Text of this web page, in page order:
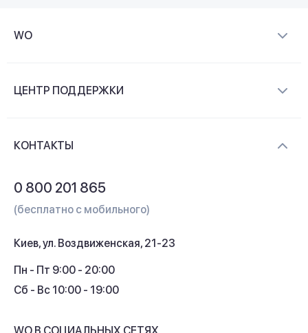
WO
Контакты
ЦЕНТР ПОДДЕРЖКИ
Кэшбек
КОНТАКТЫ
0 800 201 865
(бесплатно с мобильного)
Киев, ул. Воздвиженская, 21-23
Пн - Пт 9:00 - 20:00
Сб - Вс 10:00 - 19:00